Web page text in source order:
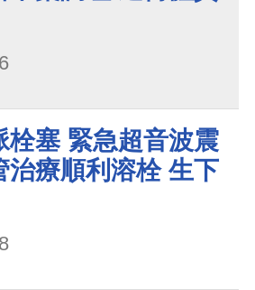
栓塞 緊急超音波震
治療順利溶栓 生下